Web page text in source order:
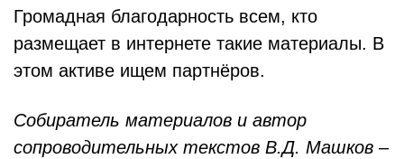
Громадная благодарность всем, кто
размещает в интернете такие материалы. В
этом активе ищем партнёров.
Собиратель материалов и автор
сопроводительных текстов В.Д. Машков –